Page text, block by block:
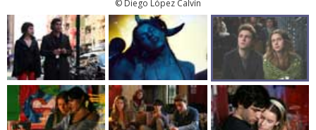
© Diego López Calvín